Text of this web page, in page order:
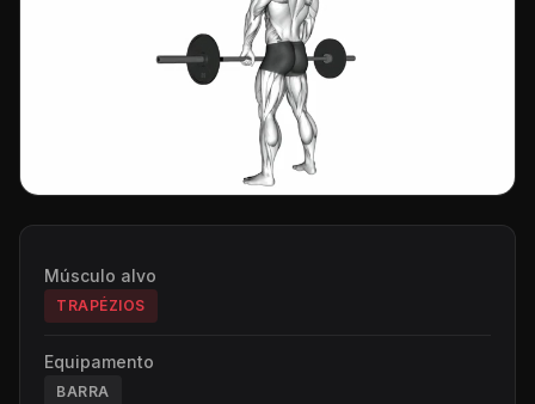
Músculo alvo
TRAPÉZIOS
Equipamento
BARRA